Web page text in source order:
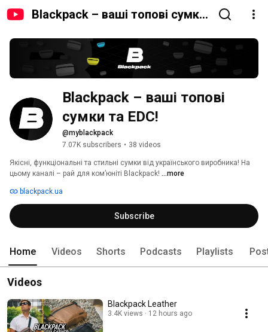
Blackpack – ваші топові сумки
Blackpack – ваші топові
сумки та EDC!
@myblackpack
7.07K subscribers • 38 videos
Якісні, функціональні та стильні сумки від українського виробника! На
цьому каналі – рай для комʼюніті Blackpack! ...more
blackpack.ua
Subscribe
Home Videos Shorts Podcasts Playlists
Videos
Blackpack Leather
3.4K views 12 hours ago